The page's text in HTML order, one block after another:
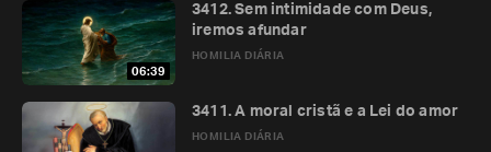
06:39
HOMILIA DIÁRIA
3412. Sem intimidade com Deus,
iremos afundar
HOMILIA DIÁRIA
3411. A moral cristã e a Lei do amor